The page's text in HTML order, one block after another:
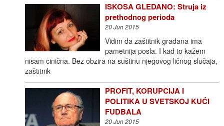
ISKOSA GLEDANO: Struja iz
prethodnog perioda
20 Jun 2015
Vidim da zaštitnik građana ima
pametnija posla. I kad to kažem
nisam cinična. Bez obzira na suštinu njegovog ličnog slučaja,
zaštitnik
PROFIT, KORUPCIJA I
POLITIKA U SVETSKOJ KUĆI
FUDBALA
20 Jun 2015